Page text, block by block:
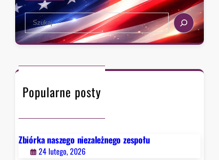
k
s
d
s
t
a
,
t
S
e
a
c
Popularne posty
Zbiórka naszego niezależnego zespołu
24 lutego, 2026